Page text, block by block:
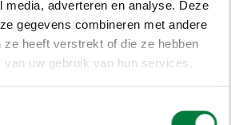
media, adverteren en analyse. Deze
gegevens combineren met andere
ze heeft verstrekt of die ze hebben
uw gebruik van hun services.